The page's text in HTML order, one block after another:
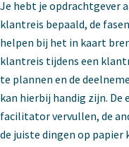
Je hebt je opdrachtgever
klantreis bepaald, de
helpen bij het in kaart
klantreis tijdens een
te plannen en de
kan hierbij handig zijn. De
facilitator vervullen, de
de juiste dingen op papier